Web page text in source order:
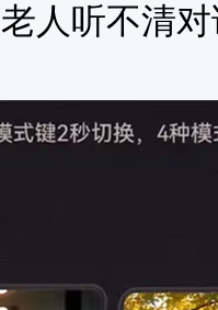
人听不清